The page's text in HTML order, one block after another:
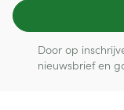
Door op
nieuwsbrief en